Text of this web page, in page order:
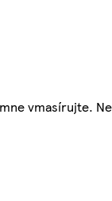
vmasírujte.